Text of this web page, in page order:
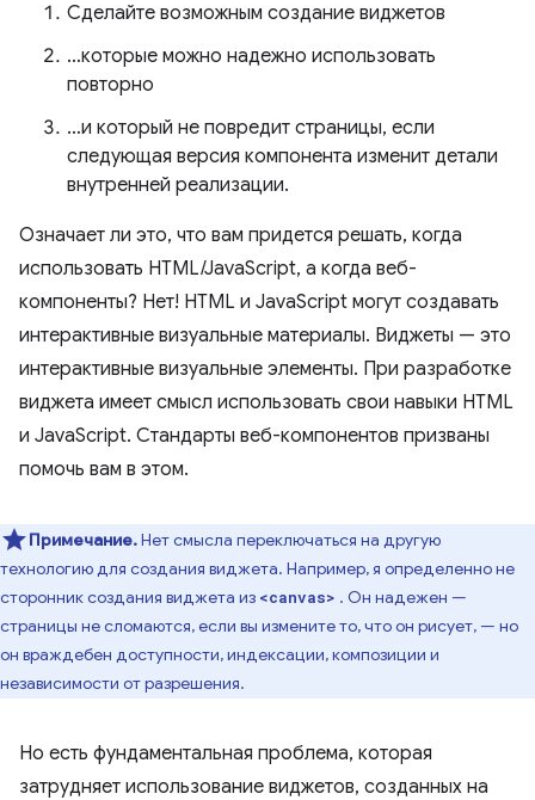
Сделайте возможным создание виджетов
…которые можно надежно использовать
повторно
…и который не повредит страницы, если
следующая версия компонента изменит детали
внутренней реализации.
Означает ли это, что вам придется решать, когда
использовать HTML/JavaScript, а когда веб-
компоненты? Нет! HTML и JavaScript могут создавать
интерактивные визуальные материалы. Виджеты — это
интерактивные визуальные элементы. При разработке
виджета имеет смысл использовать свои навыки HTML
и JavaScript. Стандарты веб-компонентов призваны
помочь вам в этом.
Примечание.Нет смысла переключаться на другую
технологию для создания виджета. Например, я определенно не
сторонник создания виджета из <canvas> . Он надежен —
страницы не сломаются, если вы измените то, что он рисует, — но
он враждебен доступности, индексации, композиции и
независимости от разрешения.
Но есть фундаментальная проблема, которая
затрудняет использование виджетов, созданных на